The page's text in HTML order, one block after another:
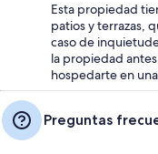
Esta propiedad
patios y terrazas,
caso de
la propiedad
hospedarte en
Preguntas